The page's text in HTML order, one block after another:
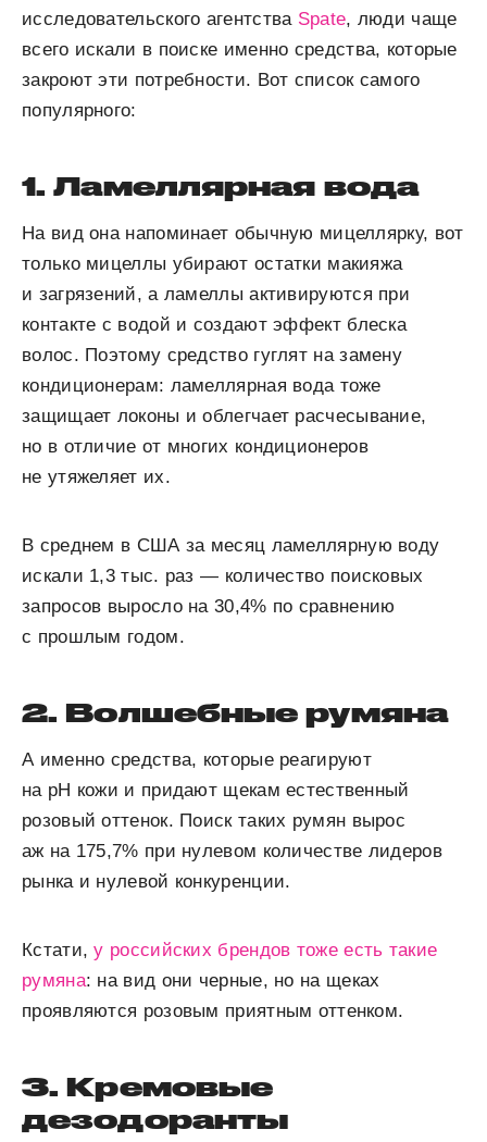
исследовательского агентства Spate, люди чаще
всего искали в поиске именно средства, которые
закроют эти потребности. Вот список самого
популярного:
1. Ламеллярная вода
На вид она напоминает обычную мицеллярку, вот
только мицеллы убирают остатки макияжа
и загрязений, а ламеллы активируются при
контакте с водой и создают эффект блеска
волос. Поэтому средство гуглят на замену
кондиционерам: ламеллярная вода тоже
защищает локоны и облегчает расчесывание,
но в отличие от многих кондиционеров
не утяжеляет их.
В среднем в США за месяц ламеллярную воду
искали 1,3 тыс. раз — количество поисковых
запросов выросло на 30,4% по сравнению
с прошлым годом.
2. Волшебные румяна
А именно средства, которые реагируют
на рН кожи и придают щекам естественный
розовый оттенок. Поиск таких румян вырос
аж на 175,7% при нулевом количестве лидеров
рынка и нулевой конкуренции.
Кстати,у российских брендов тоже есть такие
румяна: на вид они черные, но на щеках
проявляются розовым приятным оттенком.
3. Кремовые
дезодоранты